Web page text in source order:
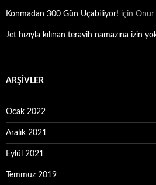
Konmadan 300 Gün Uçabiliyor! için Onur
Jet hızıyla kılınan teravih namazına izin
ARŞIVLER
Ocak 2022
Aralık 2021
Eylül 2021
Temmuz 2019